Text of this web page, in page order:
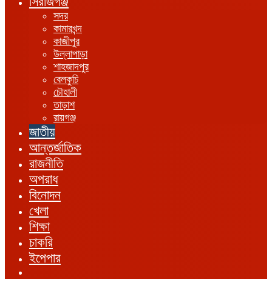
সদর
কামারখন্দ
কাজীপুর
উল্লাপাড়া
শাহজাদপুর
বেলকুচি
চৌহালী
তাড়াশ
রায়গঞ্জ
জাতীয়
আন্তর্জাতিক
রাজনীতি
অপরাধ
বিনোদন
খেলা
শিক্ষা
চাকরি
ইপেপার